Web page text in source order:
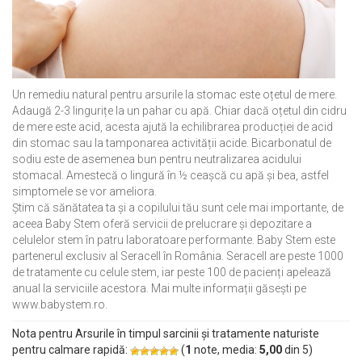
Un remediu natural pentru arsurile la stomac este oțetul de mere.
Adaugă 2-3 lingurițe la un pahar cu apă. Chiar dacă oțetul din cidru
de mere este acid, acesta ajută la echilibrarea producției de acid
din stomac sau la tamponarea activității acide. Bicarbonatul de
sodiu este de asemenea bun pentru neutralizarea acidului
stomacal. Amestecă o lingură în ½ ceașcă cu apă și bea, astfel
simptomele se vor ameliora.
Știm că sănătatea ta și a copilului tău sunt cele mai importante, de
aceea Baby Stem oferă servicii de prelucrare și depozitare a
celulelor stem în patru laboratoare performante. Baby Stem este
partenerul exclusiv al Seracell în România. Seracell are peste 1000
de tratamente cu celule stem, iar peste 100 de pacienți apelează
anual la serviciile acestora. Mai multe informații găsești pe
www.babystem.ro.
Nota pentru Arsurile în timpul sarcinii și tratamente naturiste
pentru calmare rapidă:
(1 note, media: 5,00din 5)